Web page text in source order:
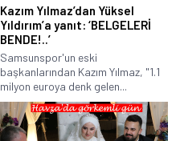
Kazım Yılmaz’dan Yüksel
Yıldırım’a yanıt: ‘BELGELERİ
BENDE!..’
Samsunspor'un eski
başkanlarından Kazım Yılmaz, "1.1
milyon euroya denk gelen...